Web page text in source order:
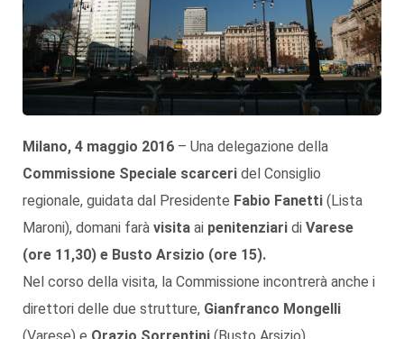
Milano, 4 maggio 2016 – Una delegazione della
Commissione Speciale scarceri del Consiglio
regionale, guidata dal Presidente Fabio Fanetti (Lista
Maroni), domani farà visita ai penitenziari di Varese
(ore 11,30) e Busto Arsizio (ore 15).
Nel corso della visita, la Commissione incontrerà anche i
direttori delle due strutture, Gianfranco Mongelli